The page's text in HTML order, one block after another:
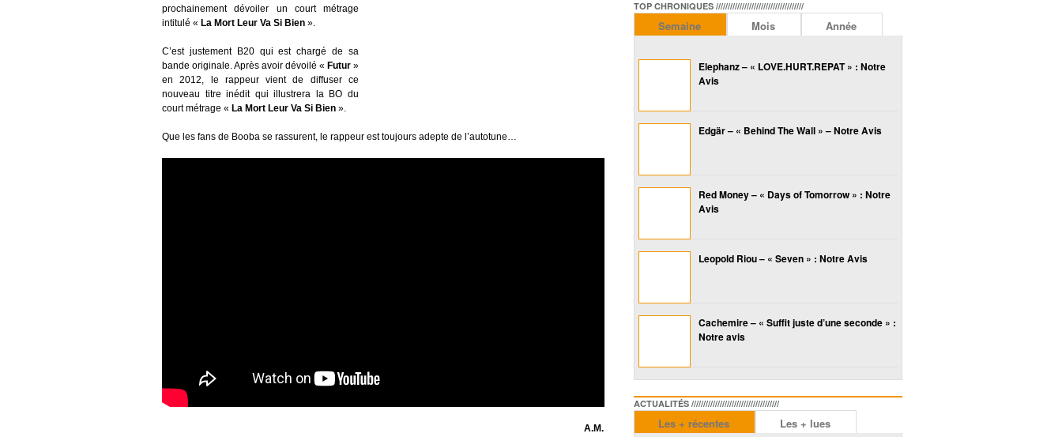
prochainement dévoiler un court métrage
intitulé « La Mort Leur Va Si Bien ».
C’est justement B20 qui est chargé de sa
bande originale. Après avoir dévoilé « Futur »
en 2012, le rappeur vient de diffuser ce
nouveau titre inédit qui illustrera la BO du
court métrage « La Mort Leur Va Si Bien ».
Que les fans de Booba se rassurent, le rappeur est toujours adepte de l’autotune…
A.M.
TOP CHRONIQUES /////////////////////////////////////
Semaine Mois Année
Elephanz – « LOVE.HURT.REPAT » : Notre
Avis
Edgär – « Behind The Wall » – Notre Avis
Red Money – « Days of Tomorrow » : Notre
Avis
Leopold Riou – « Seven » : Notre Avis
Cachemire – « Suffit juste d’une seconde » :
Notre avis
ACTUALITÉS /////////////////////////////////////
Les + récentes Les + lues